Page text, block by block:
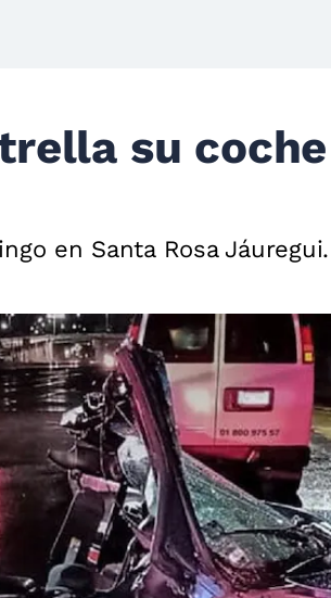
su
en Santa Rosa